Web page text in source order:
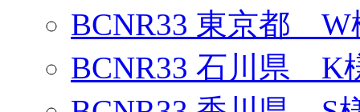
BCNR33 東京都
BCNR33 石川県 K